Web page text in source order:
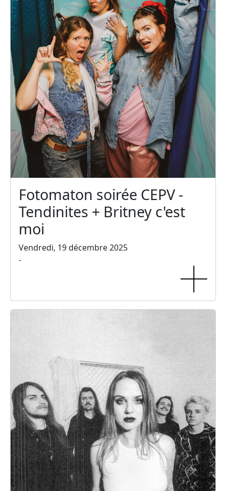
Fotomaton soirée CEPV -
Tendinites + Britney c'est
moi
Vendredi, 19 décembre 2025
-